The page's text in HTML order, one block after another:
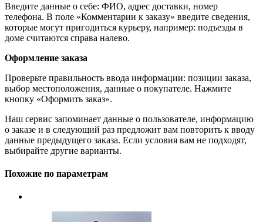
Введите данные о себе: ФИО, адрес доставки, номер
телефона. В поле «Комментарии к заказу» введите сведения,
которые могут пригодиться курьеру, например: подъезды в
доме считаются справа налево.
Оформление заказа
Проверьте правильность ввода информации: позиции заказа,
выбор местоположения, данные о покупателе. Нажмите
кнопку «Оформить заказ».
Наш сервис запоминает данные о пользователе, информацию
о заказе и в следующий раз предложит вам повторить к вводу
данные предыдущего заказа. Если условия вам не подходят,
выбирайте другие варианты.
Похожие по параметрам